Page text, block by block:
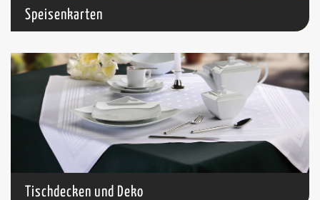
Speisenkarten
Tischdecken und Deko